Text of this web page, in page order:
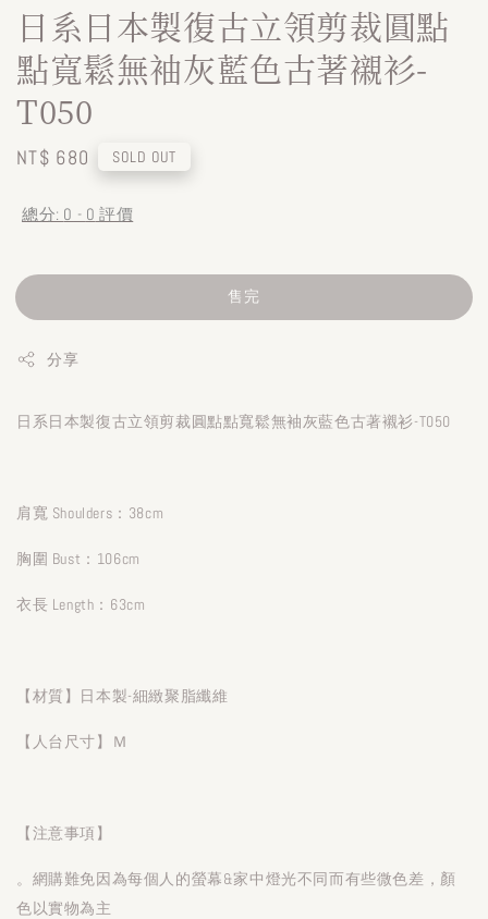
日系日本製復古立領剪裁圓點
點寬鬆無袖灰藍色古著襯衫-
T050
Regular
NT$ 680 SOLD OUT
總分: 0 - 0 評價
售完
分享
日系日本製復古立領剪裁圓點點寬鬆無袖灰藍色古著襯衫-T050
肩寬 Shoulders：38cm
胸圍 Bust：106cm
衣長 Length：63cm
【材質】日本製-細緻聚脂纖維
【人台尺寸】Ｍ
【注意事項】
。網購難免因為每個人的螢幕&家中燈光不同而有些微色差，顏
色以實物為主